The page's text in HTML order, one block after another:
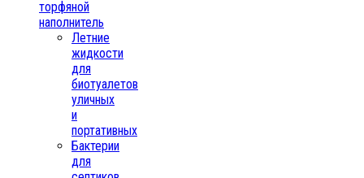
торфяной
наполнитель
Летние
жидкости
для
биотуалетов
уличных
и
портативных
Бактерии
для